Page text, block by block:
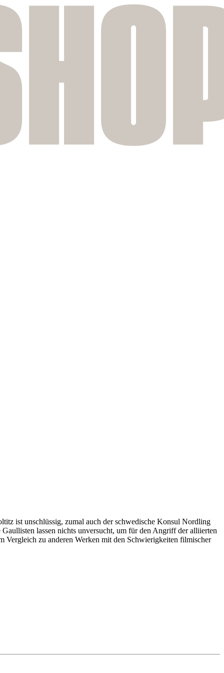
ist unschlüssig, zumal auch der schwedische Konsul Nordling
lassen nichts unversucht, um für den Angriff der alliierten
Vergleich zu anderen Werken mit den Schwierigkeiten filmischer